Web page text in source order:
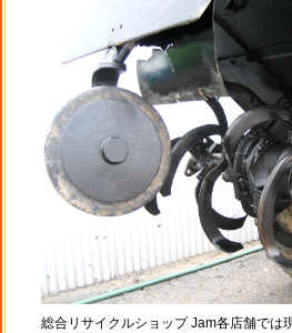
総合リサイクルショップ Jam各店舗では